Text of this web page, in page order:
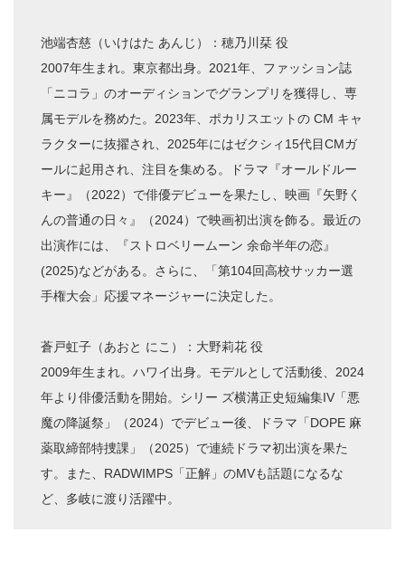
池端杏慈（いけはた あんじ）：穂乃川栞 役
2007年生まれ。東京都出身。2021年、ファッション誌
「ニコラ」のオーディションでグランプリを獲得し、専
属モデルを務めた。2023年、ポカリスエットの CM キャ
ラクターに抜擢され、2025年にはゼクシィ15代目CMガ
ールに起用され、注目を集める。ドラマ『オールドルー
キー』（2022）で俳優デビューを果たし、映画『矢野く
んの普通の日々』（2024）で映画初出演を飾る。最近の
出演作には、『ストロベリームーン 余命半年の恋』
(2025)などがある。さらに、「第104回高校サッカー選
手権大会」応援マネージャーに決定した。
蒼戸虹子（あおと にこ）：大野莉花 役
2009年生まれ。ハワイ出身。モデルとして活動後、2024
年より俳優活動を開始。シリー ズ横溝正史短編集IV「悪
魔の降誕祭」（2024）でデビュー後、ドラマ「DOPE 麻
薬取締部特捜課」（2025）で連続ドラマ初出演を果た
す。また、RADWIMPS「正解」のMVも話題になるな
ど、多岐に渡り活躍中。